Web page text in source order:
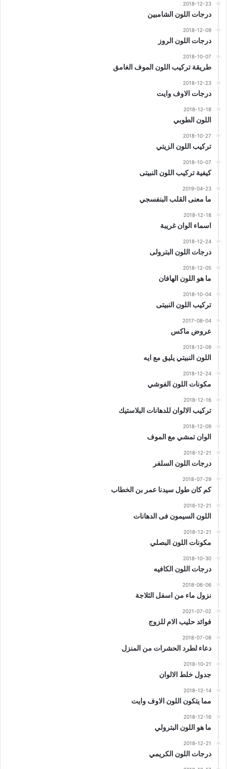
2018-12-23
درجات اللون الشامبين
2018-12-09
درجات اللون الروز
2018-10-07
طريقة تركيب اللون الموف الغامق
2018-12-23
درجات الاوف وايت
2018-12-18
اللون الطوبي
2018-10-27
تركيب اللون الزيتي
2018-10-07
كيفية تركيب اللون النبيتى
2019-04-23
ما معنى القلب البنفسجي
2018-12-18
اسماء الوان غريبة
2018-12-24
درجات اللون البترولى
2018-12-05
ما هو اللون الهافان
2018-10-04
تركيب اللون النبيتى
2017-08-04
عروض ماكس
2018-12-09
اللون النبيتي يليق مع ايه
2018-12-24
مكونات اللون الفوشي
2018-12-16
تركيب الالوان للدهانات البلاستيك
2018-12-09
الوان تمشي مع الموف
2018-12-21
درجات اللون السلفر
2018-07-29
كم كان طول سيدنا عمر بن الخطاب
2018-12-21
اللون السيمون فى الدهانات
2018-12-21
مكونات اللون البصلي
2018-10-30
درجات اللون الكافيه
2018-06-06
نزول ماء من اسفل الثلاجة
2021-07-02
فوائد حليب الام للزوج
2018-07-08
دعاء لطرد الحشرات من المنزل
2018-10-21
جدول خلط الالوان
2018-12-14
مما يتكون اللون الاوف وايت
2018-12-16
ما هو اللون البترولي
2018-12-21
درجات اللون الكريمي